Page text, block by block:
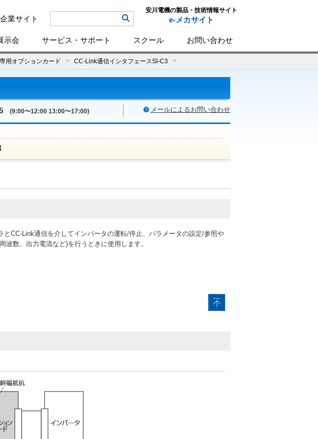
企業サイト
安川電機の製品・技術情報サイト
e-メカサイト
示会 サービス・サポート スクール お問い合わせ
専用オプションカード CC-Link通信インタフェースSI-C3
(9:00〜12:00 13:00〜17:00) メールによるお問い合わせ
とCC-Link通信を介してインバータの運転/停止、パラメータの設定/参照や
波数、出力電流など)を行うときに使用します。